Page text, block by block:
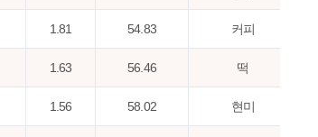
1.81 54.83 커피
1.63 56.46 떡
1.56 58.02 현미